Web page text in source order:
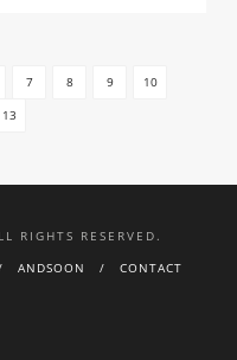
7 8 9
10
13
RIGHTS RESERVED.
ANDSOON CONTACT